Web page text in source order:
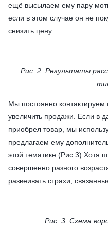
ещё высылаем ему пару
если в этом случае он не
снизить цену.
Рис. 2. Результаты
Мы постоянно контактируем
увеличить продажи. Если в
приобрел товар, мы
предлагаем ему
этой тематике.(Рис.3) Хотя
совершенно разного
развеивать страхи,
Рис. 3. Схема